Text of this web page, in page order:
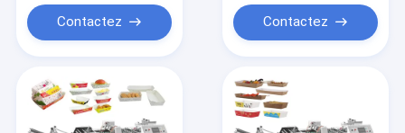
Contactez Contactez